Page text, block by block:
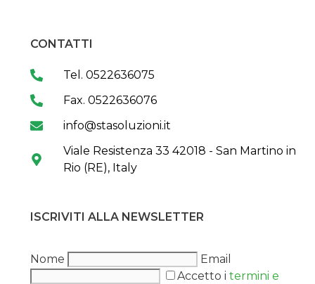
CONTATTI
Tel. 0522636075
Fax. 0522636076
info@stasoluzioni.it
Viale Resistenza 33 42018 - San Martino in
Rio (RE), Italy
ISCRIVITI ALLA NEWSLETTER
Nome
Email
Accetto i termini e